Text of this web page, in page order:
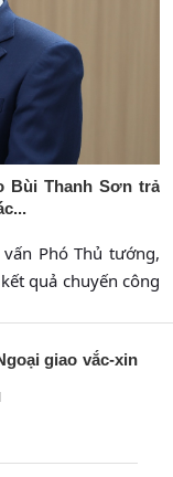
Bùi Thanh Sơn trả
Phó Thủ tướng,
quả chuyến công
giao vắc-xin